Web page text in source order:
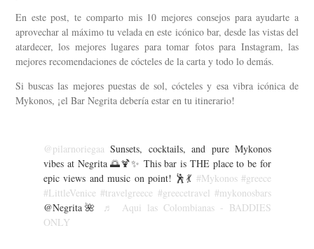
En este post, te comparto mis 10 mejores consejos para ayudarte a
aprovechar al máximo tu velada en este icónico bar, desde las vistas del
atardecer, los mejores lugares para tomar fotos para Instagram, las
mejores recomendaciones de cócteles de la carta y todo lo demás.
Si buscas las mejores puestas de sol, cócteles y esa vibra icónica de
Mykonos, ¡el Bar Negrita debería estar en tu itinerario!
@pilarnoriegaa Sunsets, cocktails, and pure Mykonos
vibes at Negrita 🌅🍹✨ This bar is THE place to be for
epic views and music on point! 🕺💃 #Mykonos #greece
#LittleVenice #travelgreece #greecetravel #mykonosbars
@Negrita🌺
♬ Aqui las Colombianas - BADDIES
ONLY